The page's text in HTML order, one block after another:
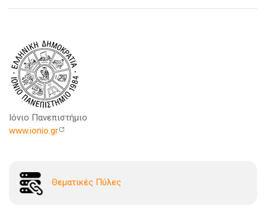
Ιόνιο Πανεπιστήμιο
www.ionio.gr
Θεματικές Πύλες